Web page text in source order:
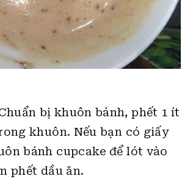
bị khuôn bánh, phết 1 ít
khuôn. Nếu bạn có giấy
bánh cupcake để lót vào
phết dầu ăn.